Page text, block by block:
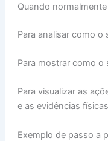
Quando
Para analisar como o
Para mostrar como o
Para visualizar as
e as evidências
Exemplo de passo a